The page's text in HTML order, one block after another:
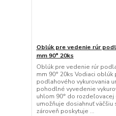
Oblúk pre vedenie rúr
mm 90° 20ks
Oblúk pre vedenie rúr
mm 90° 20ks Vodiaci oblúk
podlahového vykurovania
pohodlné vyvedenie
uhlom 90° do rozdeľovacej
umožňuje dosiahnuť
zároveň poskytuje ...